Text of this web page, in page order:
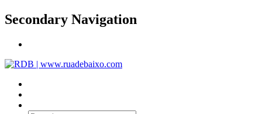
Secondary Navigation